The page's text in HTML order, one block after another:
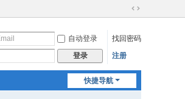
切
到
自动登录
找回密码
登录 注册
快捷导航